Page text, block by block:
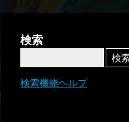
検索
検索機能ヘルプ